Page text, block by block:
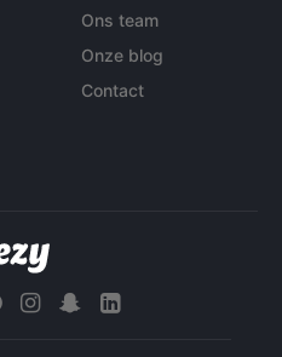
Ons team
Onze blog
Contact